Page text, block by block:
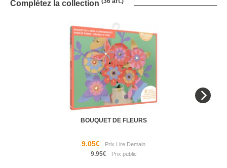
Complétez la collection
BOUQUET DE FLEURS
9.05€
9.95€